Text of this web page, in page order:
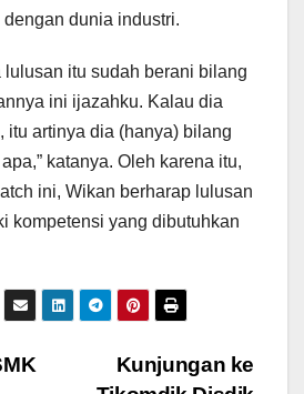
dunia industri.
lulusan itu sudah berani bilang
ini ijazahku. Kalau dia
itu artinya dia (hanya) bilang
katanya. Oleh karena itu,
ini, Wikan berharap lulusan
kompetensi yang dibutuhkan
Kunjungan ke